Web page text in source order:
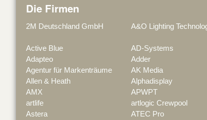
Die Firmen
2M Deutschland GmbH A&O Lighting
Active Blue
AD-Systems
Adapteo
Adder
Agentur für Markenträume
AK Media
Allen & Heath
Alphadisplay
AMX
APWPT
artlife
artlogic Crewpool
Astera
ATEC Pro